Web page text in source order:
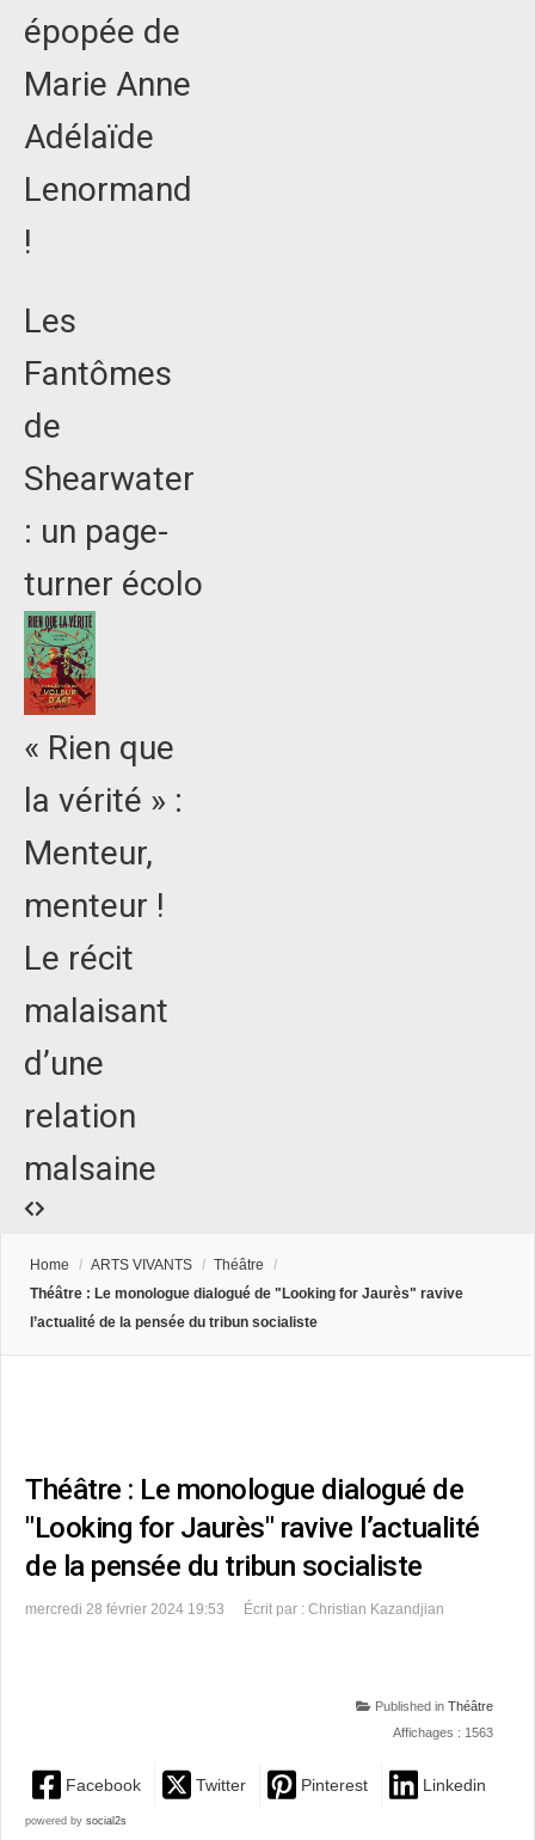
épopée de
Marie Anne
Adélaïde
Lenormand
!
Les
Fantômes
de
Shearwater
: un page-
turner écolo
« Rien que
la vérité » :
Menteur,
menteur !
Le récit
malaisant
d’une
relation
malsaine
Home / ARTS VIVANTS / Théâtre
/
Théâtre : Le monologue dialogué de "Looking for Jaurès" ravive
l’actualité de la pensée du tribun socialiste
Théâtre : Le monologue dialogué de
"Looking for Jaurès" ravive l’actualité
de la pensée du tribun socialiste
mercredi 28 février 2024 19:53 Écrit par : Christian Kazandjian
Published in Théâtre
Affichages : 1563
Facebook Twitter Pinterest Linkedin
powered by social2s